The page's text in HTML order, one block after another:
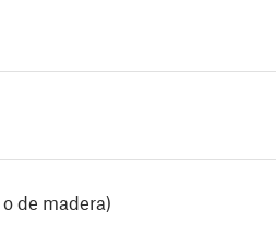
de madera)